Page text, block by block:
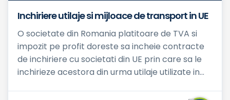
Inchiriere utilaje si mijloace de transport in UE
O societate din Romania platitoare de TVA si
impozit pe profit doreste sa incheie contracte
de inchiriere cu societati din UE prin care sa le
inchirieze acestora din urma utilaje utilizate in